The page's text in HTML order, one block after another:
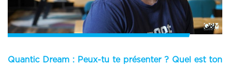
Quantic Dream : Peux-tu te présenter ? Quel est ton